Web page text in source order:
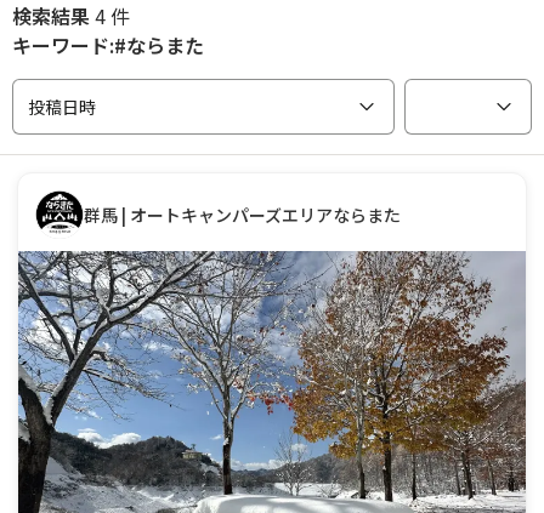
検索結果4 件
キーワード:#ならまた
投稿日時
群馬 | オートキャンパーズエリアならまた